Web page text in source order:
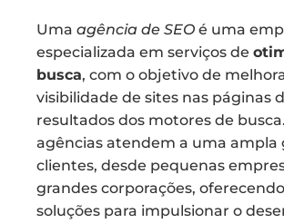
Uma agência de SEO é uma
especializada em serviços de
busca, com o objetivo de
visibilidade de sites nas páginas
resultados dos motores de
agências atendem a uma ampla
clientes, desde pequenas
grandes corporações,
soluções para impulsionar o